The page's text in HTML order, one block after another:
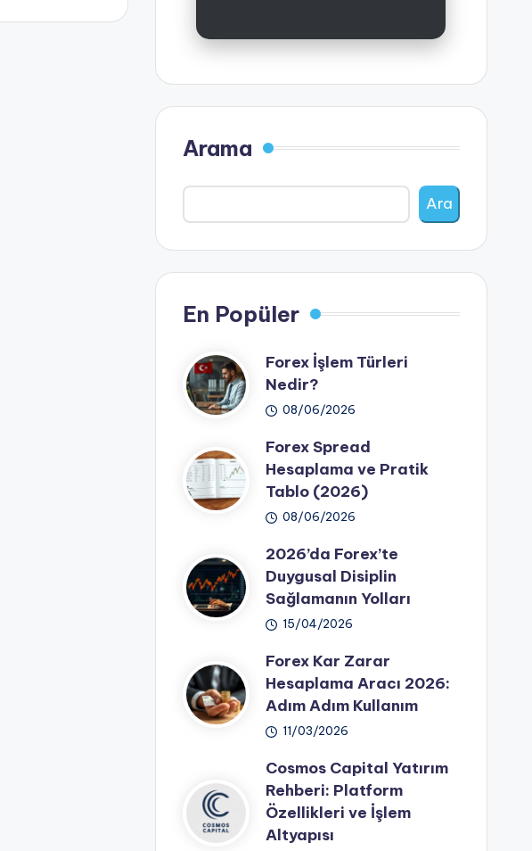
Arama
Ara
En Popüler
Forex İşlem Türleri
Nedir?
08/06/2026
Forex Spread
Hesaplama ve Pratik
Tablo (2026)
08/06/2026
2026’da Forex’te
Duygusal Disiplin
Sağlamanın Yolları
15/04/2026
Forex Kar Zarar
Hesaplama Aracı 2026:
Adım Adım Kullanım
11/03/2026
Cosmos Capital Yatırım
Rehberi: Platform
Özellikleri ve İşlem
Altyapısı